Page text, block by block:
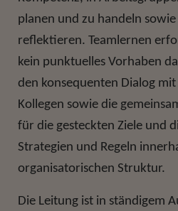
planen und zu handeln sowie
reflektieren. Teamlernen
kein punktuelles Vorhaben
den konsequenten Dialog
Kollegen sowie die
für die gesteckten Ziele und
Strategien und Regeln
organisatorischen Struktur.
Die Leitung ist in ständigem